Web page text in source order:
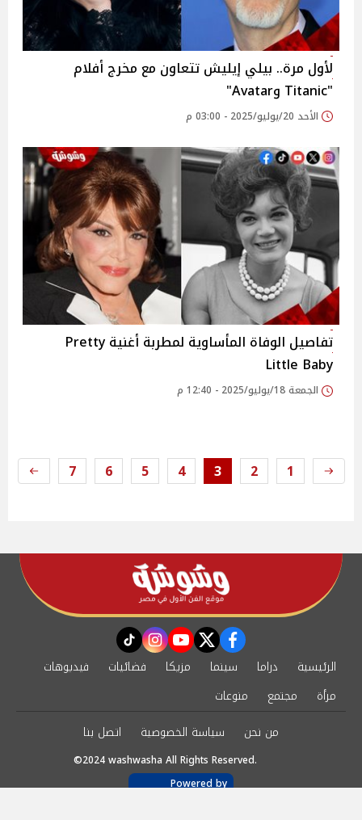
لأول مرة.. بيلي إيليش تتعاون مع مخرج أفلام
"Titanic وAvatar"
الأحد 20/يوليو/2025 - 03:00 م
تفاصيل الوفاة المأساوية لمطربة أغنية Pretty
Little Baby
الجمعة 18/يوليو/2025 - 12:40 م
1
2
3
4
5
6
7
facebook
twitter
youtube
instagram
tiktok
الرئيسية دراما سينما مزيكا فضائيات
فيديوهات
مرأة
مجتمع
منوعات
من نحن
سياسة الخصوصية اتصل بنا
©2024 washwasha All Rights Reserved.
Powered by